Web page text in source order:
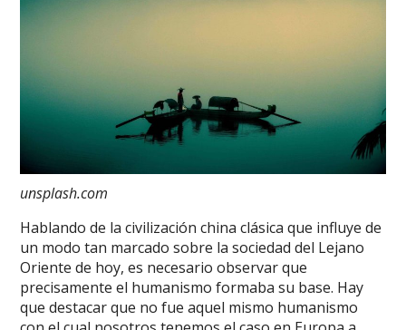
unsplash.com
Hablando de la civilización china clásica que influye de
un modo tan marcado sobre la sociedad del Lejano
Oriente de hoy, es necesario observar que
precisamente el humanismo formaba su base. Hay
que destacar que no fue aquel mismo humanismo